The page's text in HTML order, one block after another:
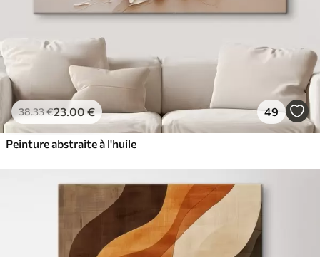
38.33€23.00€ 49
Peinture abstraite à l'huile